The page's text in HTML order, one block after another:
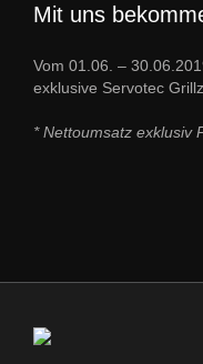
Mit uns
Vom 01.06. –
exklusive Servotec
* Nettoumsatz exklusiv